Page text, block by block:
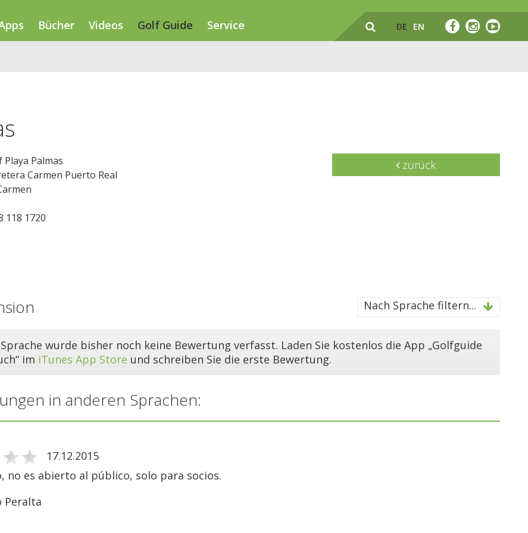
Bücher Videos Golf Guide Service DE EN
Playa Palmas
Carmen Puerto Real
118 1720
zurück
Nach Sprache filtern...
wurde bisher noch keine Bewertung verfasst. Laden Sie kostenlos die App „Golfguide
im iTunes App Store und schreiben Sie die erste Bewertung.
in anderen Sprachen:
17.12.2015
no es abierto al público, solo para socios.
Peralta